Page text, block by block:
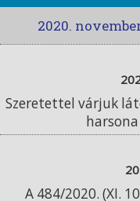
2020.
Szeretettel várjuk
A 484/2020. (XI.